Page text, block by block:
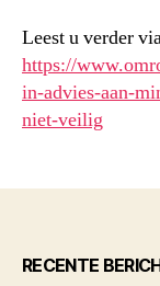
Leest u verder
https://
in-advies-aan-
niet-veilig
RECENTE